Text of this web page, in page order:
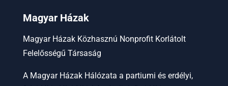
Magyar Házak
Magyar Házak Közhasznú Nonprofit Korlátolt
Felelősségű Társaság
A Magyar Házak Hálózata a partiumi és erdélyi,